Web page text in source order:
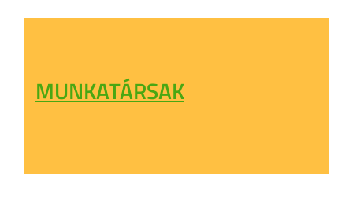
MUNKATÁRSAK